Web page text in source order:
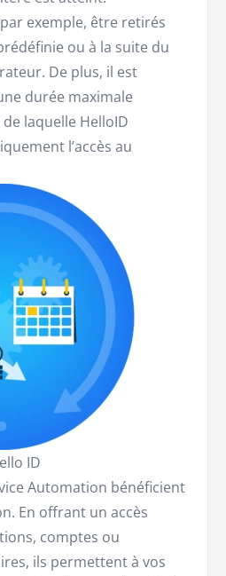
exemple, être retirés
ou à la suite du
De plus, il est
durée maximale
laquelle HelloID
l’accès au
ID
Automation bénéficient
En offrant un accès
comptes ou
ils permettent à vos